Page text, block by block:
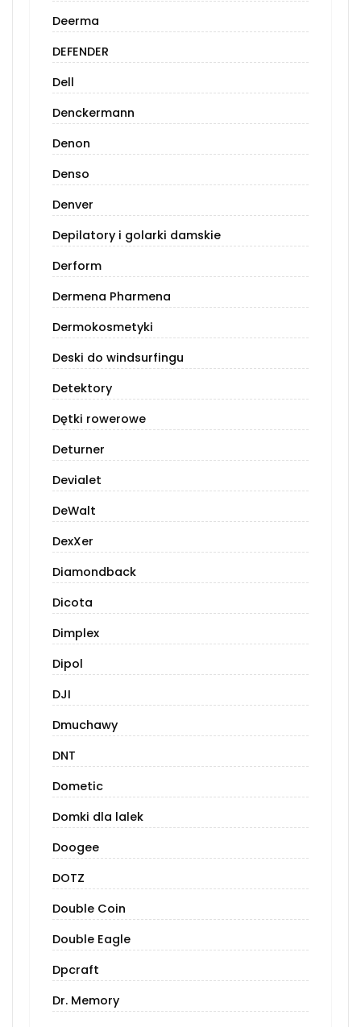
Deerma
DEFENDER
Dell
Denckermann
Denon
Denso
Denver
Depilatory i golarki damskie
Derform
Dermena Pharmena
Dermokosmetyki
Deski do windsurfingu
Detektory
Dętki rowerowe
Deturner
Devialet
DeWalt
DexXer
Diamondback
Dicota
Dimplex
Dipol
DJI
Dmuchawy
DNT
Dometic
Domki dla lalek
Doogee
DOTZ
Double Coin
Double Eagle
Dpcraft
Dr. Memory